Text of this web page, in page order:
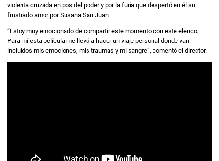
violenta cruzada en pos del poder y por la furia que despertó en él su
frustrado amor por Susana San Juan.
“Estoy muy emocionado de compartir este momento con este elenco.
Para mí esta película me llevó a hacer un viaje personal donde van
incluidos mis emociones, mis traumas y mi sangre”, comentó el director.